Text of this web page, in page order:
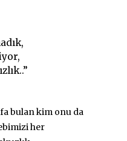
bulan kim onu da
her